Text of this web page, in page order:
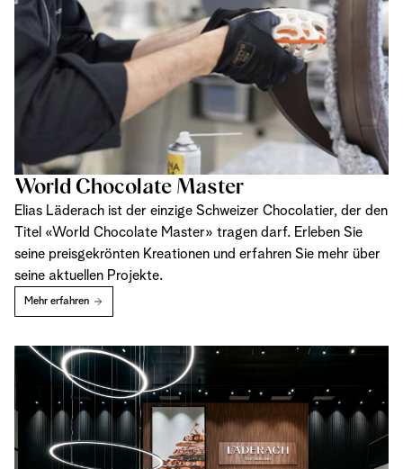
World Chocolate Master
Elias Läderach ist der einzige Schweizer Chocolatier, der den
Titel «World Chocolate Master» tragen darf. Erleben Sie
seine preisgekrönten Kreationen und erfahren Sie mehr über
seine aktuellen Projekte.
Mehr erfahren